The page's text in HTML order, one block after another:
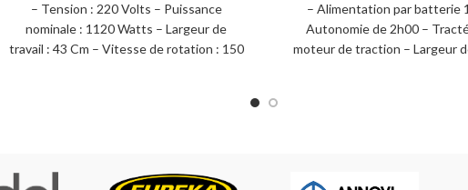
– Tension : 220 Volts – Puissance
nominale : 1120 Watts – Largeur de
travail : 43 Cm – Vitesse de rotation : 150
– Alimentation par batterie
Autonomie de 2h00 –
moteur de traction – Largeur